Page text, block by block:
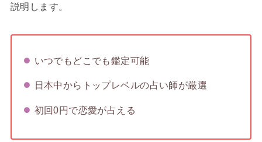
説明します。
いつでもどこでも鑑定可能
日本中からトップレベルの占い師が厳選
初回0円で恋愛が占える